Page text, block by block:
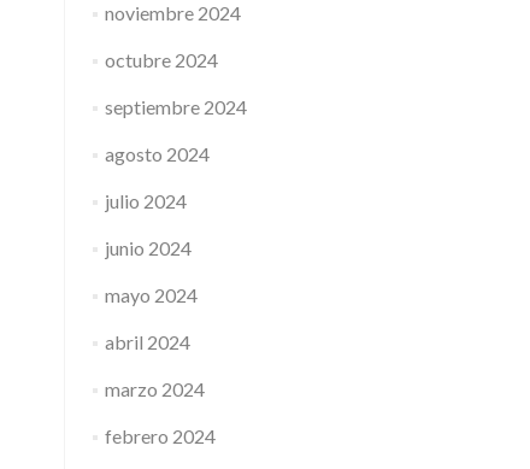
noviembre 2024
octubre 2024
septiembre 2024
agosto 2024
julio 2024
junio 2024
mayo 2024
abril 2024
marzo 2024
febrero 2024